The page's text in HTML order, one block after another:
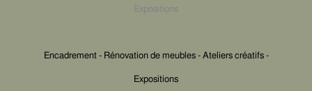
Expositions
Encadrement - Rénovation de meubles - Ateliers créatifs -
Expositions